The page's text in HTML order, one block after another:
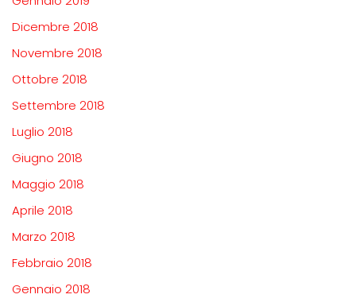
Dicembre 2018
Novembre 2018
Ottobre 2018
Settembre 2018
Luglio 2018
Giugno 2018
Maggio 2018
Aprile 2018
Marzo 2018
Febbraio 2018
Gennaio 2018